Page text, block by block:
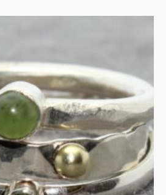
zilver en goud
325.00
IN WINKELMAND